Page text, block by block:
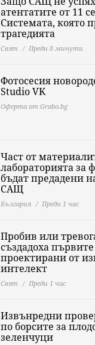
атентатите от 11
Системата, която
трагедията
Свят Преди 8 минути
Фотосесия
Studio VK
Оферта от Grabo.bg
Част от
лабораторията за
бъдат предадени
САЩ
България Преди 1 час
Пробив или
създадоха
проектирани от
интелект
Свят Преди 1 час
Извънредни
по борсите за
зеленчуци